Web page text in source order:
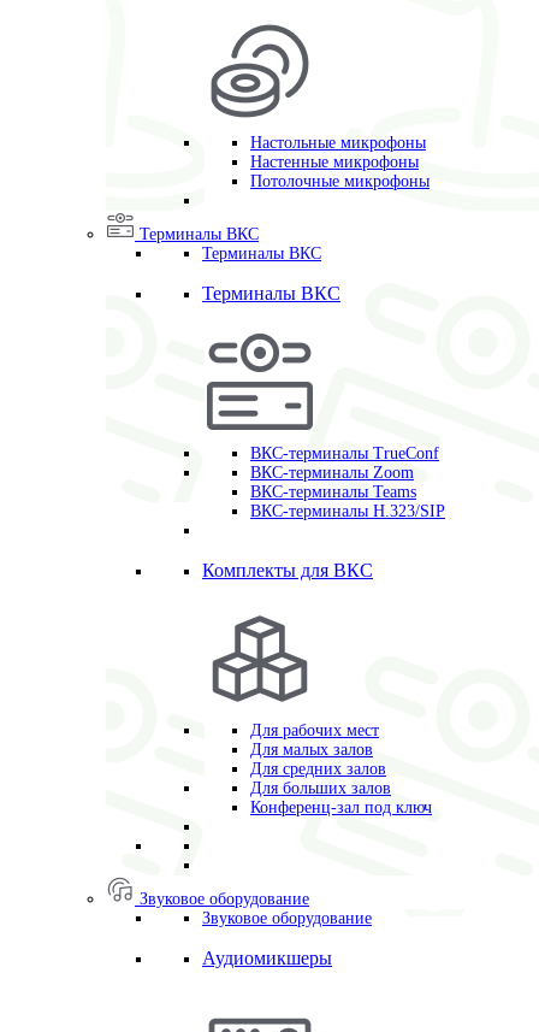
Настольные микрофоны
Настенные микрофоны
Потолочные микрофоны
Терминалы ВКС
Терминалы ВКС
Терминалы ВКС
ВКС-терминалы TrueConf
ВКС-терминалы Zoom
ВКС-терминалы Teams
ВКС-терминалы H.323/SIP
Комплекты для ВКС
Для рабочих мест
Для малых залов
Для средних залов
Для больших залов
Конференц-зал под ключ
Звуковое оборудование
Звуковое оборудование
Аудиомикшеры